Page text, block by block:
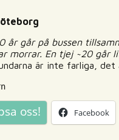
år går på bussen
morrar. En tjej ~20 går
är inte farliga, det
oss! Facebook